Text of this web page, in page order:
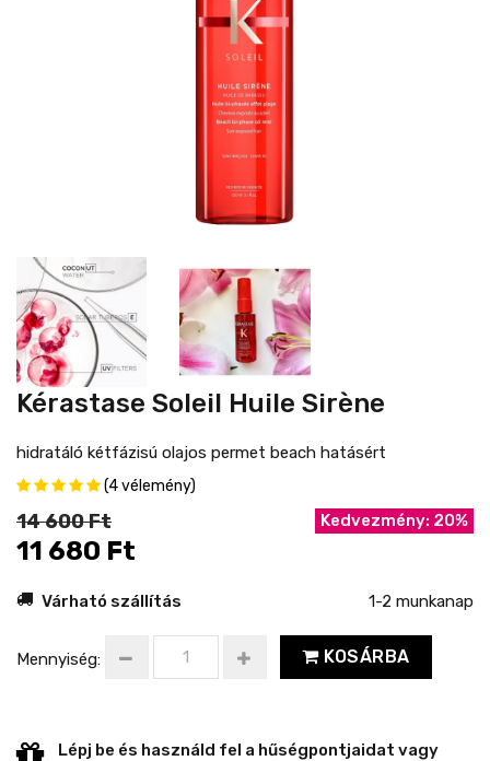
Kérastase Soleil Huile Sirène
hidratáló kétfázisú olajos permet beach hatásért
(4 vélemény)
14 600 Ft
11 680 Ft
Kedvezmény: 20%
Várható szállítás 1-2 munkanap
Mennyiség: KOSÁRBA
Lépj be és használd fel a hűségpontjaidat vagy